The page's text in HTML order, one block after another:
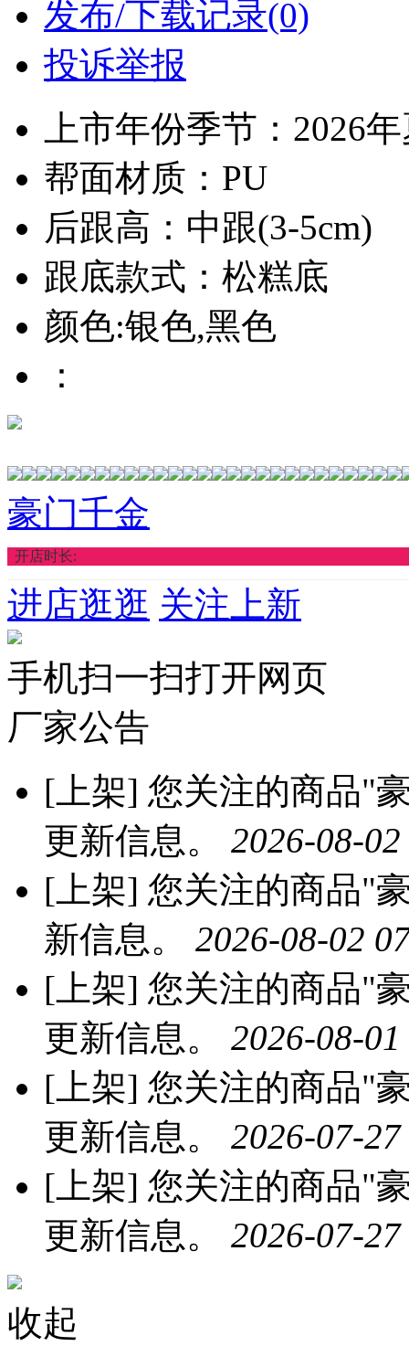
发布/下载记录(0)
投诉举报
上市年份季节：2026
帮面材质：PU
后跟高：中跟(3-5cm)
跟底款式：松糕底
颜色:银色,黑色
：
豪门千金
开店时长:
进店逛逛 关注上新
手机扫一扫打开网页
厂家公告
[上架] 您关注的商品"
更新信息。 2026-08-
[上架] 您关注的商品"
新信息。 2026-08-02
[上架] 您关注的商品"
更新信息。 2026-08-
[上架] 您关注的商品"
更新信息。 2026-07-
[上架] 您关注的商品"
更新信息。 2026-07-
收起